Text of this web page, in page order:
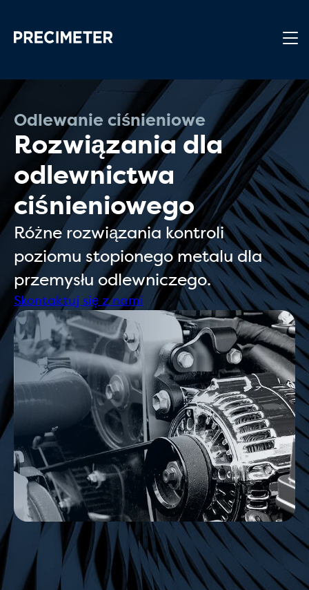
Odlewanie ciśnieniowe
Rozwiązania dla
odlewnictwa
ciśnieniowego
Różne rozwiązania kontroli
poziomu stopionego metalu dla
przemysłu odlewniczego.
Skontaktuj się z nami